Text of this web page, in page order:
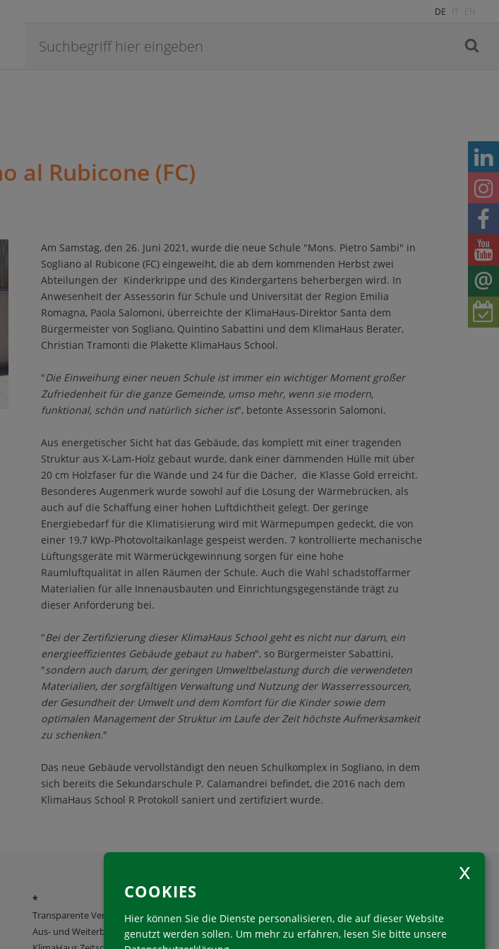
DE IT EN
al Rubicone (FC)
Am Samstag, den 26. Juni 2021, wurde die neue Schule "Mons. Pietro Sambi" in
Sogliano al Rubicone (FC) eingeweiht, die ab dem kommenden Herbst zwei
Abteilungen der Kinderkrippe und des Kindergartens beherbergen wird. In
Anwesenheit der Assessorin für Schule und Universität der Region Emilia
Romagna, Paola Salomoni, überreichte der KlimaHaus-Direktor Santa dem
Bürgermeister von Sogliano, Quintino Sabattini und dem KlimaHaus Berater,
Christian Tramonti die Plakette KlimaHaus School.
"Die Einweihung einer neuen Schule ist immer ein wichtiger Moment großer
Zufriedenheit für die ganze Gemeinde, umso mehr, wenn sie modern,
funktional, schön und natürlich sicher ist", betonte Assessorin Salomoni.
Aus energetischer Sicht hat das Gebäude, das komplett mit einer tragenden
Struktur aus X-Lam-Holz gebaut wurde, dank einer dämmenden Hülle mit über
20 cm Holzfaser für die Wände und 24 für die Dächer, die Klasse Gold erreicht.
Besonderes Augenmerk wurde sowohl auf die Lösung der Wärmebrücken, als
auch auf die Schaffung einer hohen Luftdichtheit gelegt. Der geringe
Energiebedarf für die Klimatisierung wird mit Wärmepumpen gedeckt, die von
einer 19,7 kWp-Photovoltaikanlage gespeist werden. 7 kontrollierte mechanische
Lüftungsgeräte mit Wärmerückgewinnung sorgen für eine hohe
Raumluftqualität in allen Räumen der Schule. Auch die Wahl schadstoffarmer
Materialien für alle Innenausbauten und Einrichtungsgegenstände trägt zu
dieser Anforderung bei.
"Bei der Zertifizierung dieser KlimaHaus School geht es nicht nur darum, ein
energieeffizientes Gebäude gebaut zu haben", so Bürgermeister Sabattini,
"sondern auch darum, der geringen Umweltbelastung durch die verwendeten
Materialien, der sorgfältigen Verwaltung und Nutzung der Wasserressourcen,
der Gesundheit der Umwelt und dem Komfort für die Kinder sowie dem
optimalen Management der Struktur im Laufe der Zeit höchste Aufmerksamkeit
zu schenken."
Das neue Gebäude vervollständigt den neuen Schulkomplex in Sogliano, in dem
sich bereits die Sekundarschule P. Calamandrei befindet, die 2016 nach dem
KlimaHaus School R Protokoll saniert und zertifiziert wurde.
*
Transparente Verwaltung
Aus- und Weiterbildung
COOKIES
Hier können Sie die Dienste personalisieren, die auf dieser Website
genutzt werden sollen. Um mehr zu erfahren, lesen Sie bitte unsere